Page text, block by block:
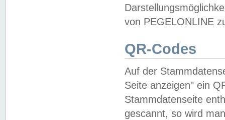
von PEGELONLINE
QR-Codes
Auf der
Seite anzeigen" ein
Stammdatenseite
gescannt, so wird